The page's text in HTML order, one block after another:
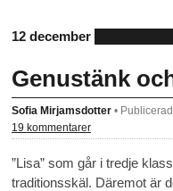
12 december
Genustänk
Sofia Mirjamsdotter •
19 kommentarer
”Lisa” som går i tredje klass
traditionsskäl. Däremot är